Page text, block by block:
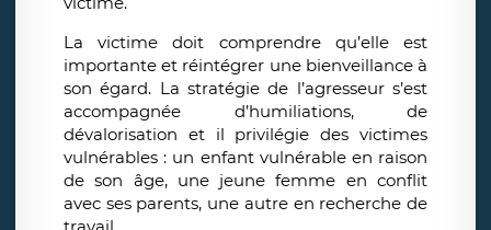
La victime doit comprendre qu’elle est
importante et réintégrer une bienveillance à
son égard. La stratégie de l’agresseur s’est
accompagnée d’humiliations, de
dévalorisation et il privilégie des victimes
vulnérables : un enfant vulnérable en raison
de son âge, une jeune femme en conflit
avec ses parents, une autre en recherche de